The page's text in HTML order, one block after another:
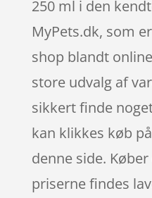
250 ml i den
MyPets.dk, som
shop blandt
store udvalg af
sikkert finde
kan klikkes køb
denne side.
priserne findes